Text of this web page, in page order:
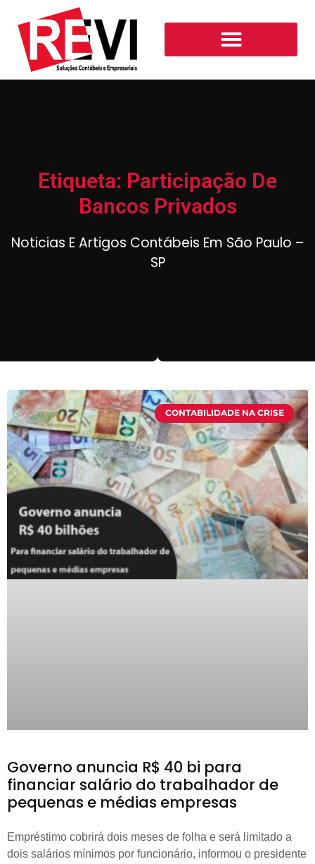
Etiqueta: Participação De
Bancos Privados
Noticias E Artigos Contábeis Em São Paulo –
SP
CONTABILIDADE NA CRISE
Governo anuncia R$ 40 bi para
financiar salário do trabalhador de
pequenas e médias empresas
Empréstimo cobrirá dois meses de folha e será limitado a
dois salários mínimos por funcionário, informou o presidente